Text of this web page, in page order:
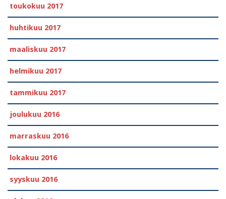
toukokuu 2017
huhtikuu 2017
maaliskuu 2017
helmikuu 2017
tammikuu 2017
joulukuu 2016
marraskuu 2016
lokakuu 2016
syyskuu 2016